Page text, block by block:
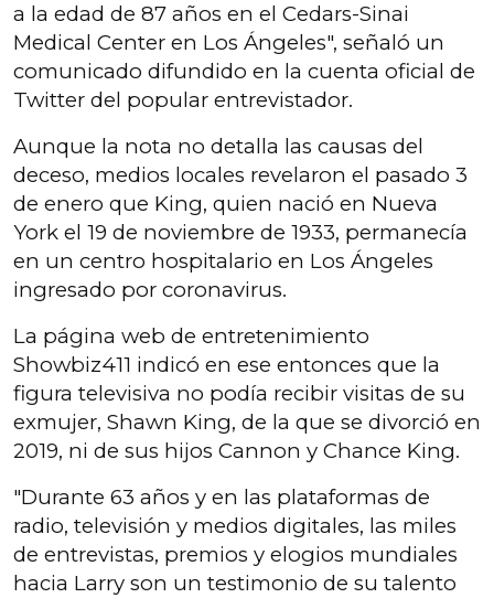
a la edad de 87 años en el Cedars-Sinai
Medical Center en Los Ángeles", señaló un
comunicado difundido en la cuenta oficial de
Twitter del popular entrevistador.
Aunque la nota no detalla las causas del
deceso, medios locales revelaron el pasado 3
de enero que King, quien nació en Nueva
York el 19 de noviembre de 1933, permanecía
en un centro hospitalario en Los Ángeles
ingresado por coronavirus.
La página web de entretenimiento
Showbiz411 indicó en ese entonces que la
figura televisiva no podía recibir visitas de su
exmujer, Shawn King, de la que se divorció en
2019, ni de sus hijos Cannon y Chance King.
"Durante 63 años y en las plataformas de
radio, televisión y medios digitales, las miles
de entrevistas, premios y elogios mundiales
hacia Larry son un testimonio de su talento